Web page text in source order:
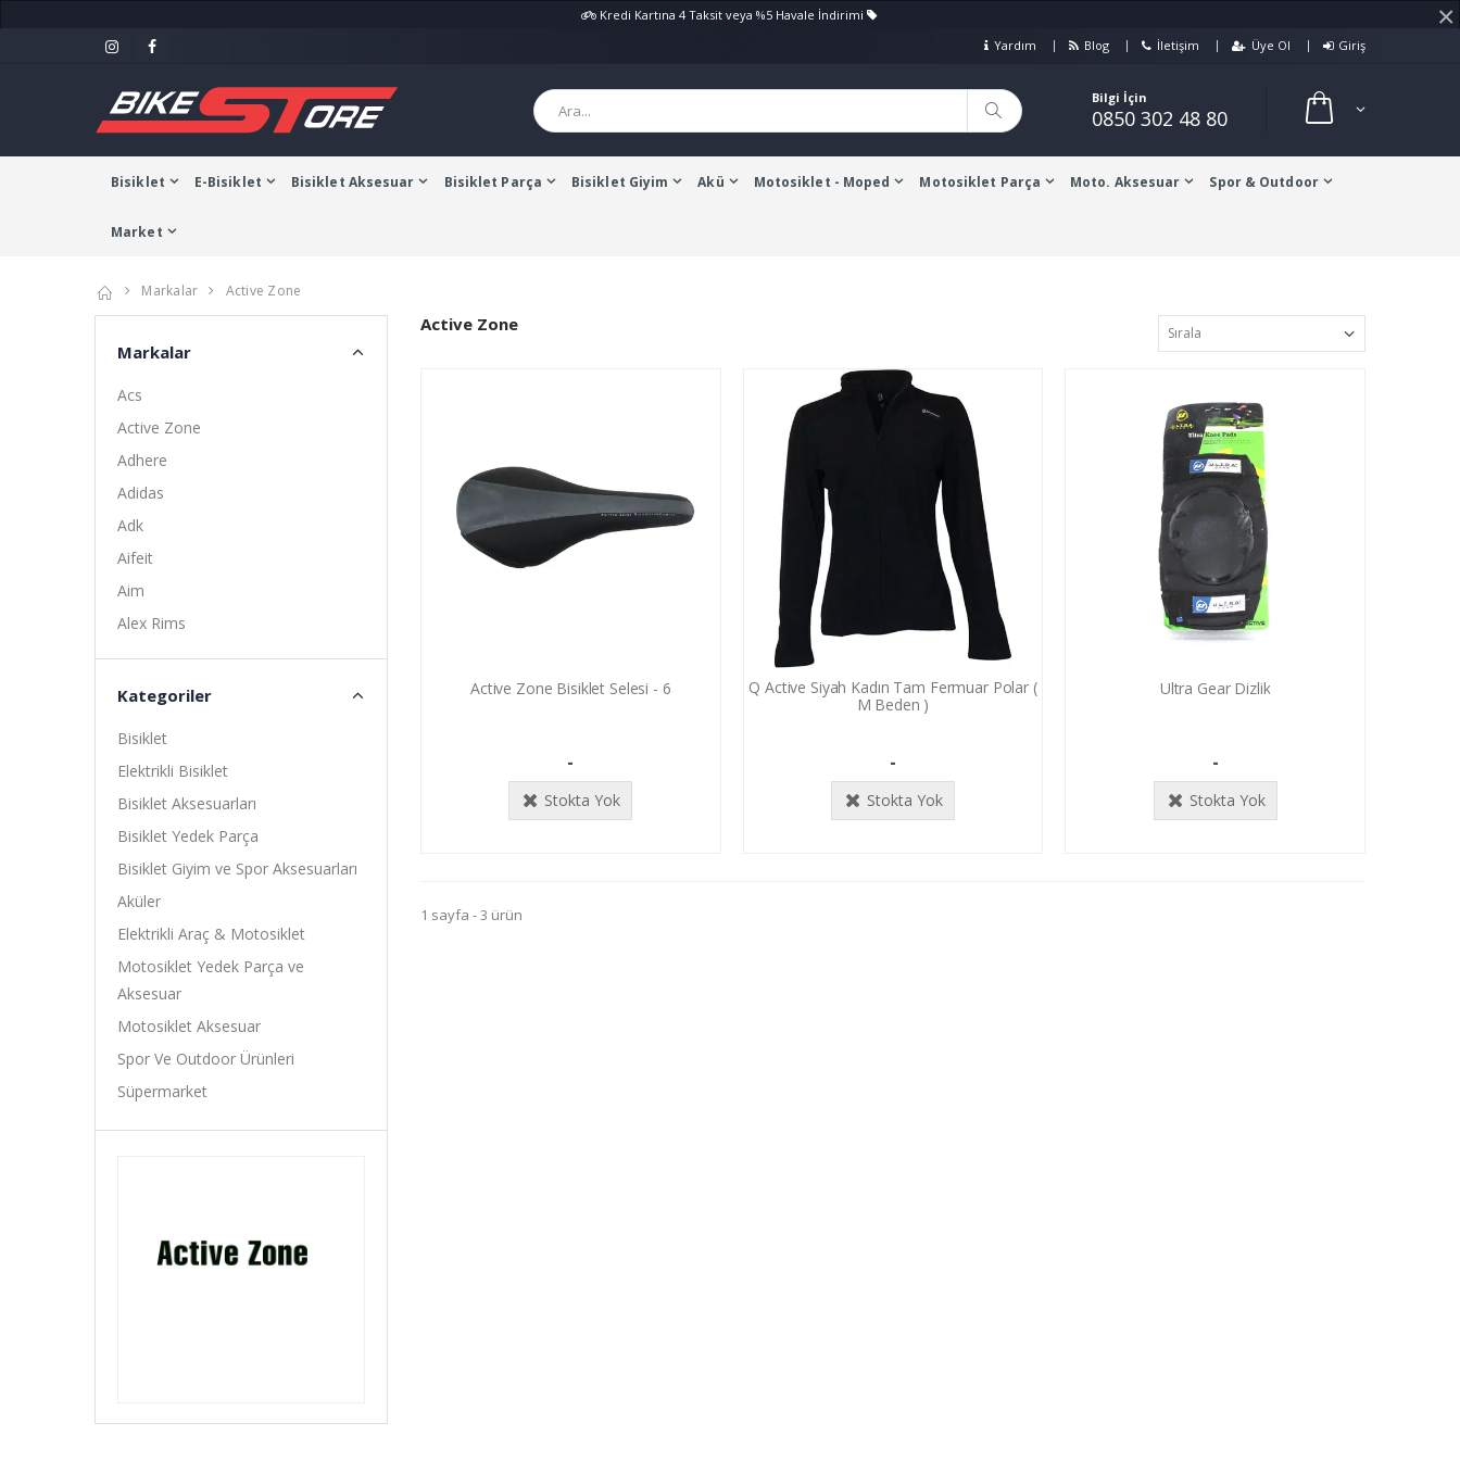
Kredi Kartına 4 Taksit veya %5 Havale İndirimi ×
Yardım Blog İletişim Üye Ol Giriş
Bilgi İçin
0850 302 48 80
Bisiklet E-Bisiklet Bisiklet Aksesuar Bisiklet Parça Bisiklet Giyim Akü Motosiklet - Moped Motosiklet Parça Moto. Aksesuar Spor & Outdoor
Market
Markalar Active Zone
Active Zone
Active Zone Bisiklet Selesi - 6
-
Stokta Yok
Q Active Siyah Kadın Tam Fermuar Polar (
M Beden )
-
Stokta Yok
Ultra Gear Dizlik
-
Stokta Yok
1 sayfa - 3 ürün
Markalar
Acs
Active Zone
Adhere
Adidas
Adk
Aifeit
Aim
Alex Rims
Alhonga
Alligator
Bianchi
Kategoriler
Bisiklet
Elektrikli Bisiklet
Bisiklet Aksesuarları
Bisiklet Yedek Parça
Bisiklet Giyim ve Spor Aksesuarları
Aküler
Elektrikli Araç & Motosiklet
Motosiklet Yedek Parça ve
Aksesuar
Motosiklet Aksesuar
Spor Ve Outdoor Ürünleri
Süpermarket